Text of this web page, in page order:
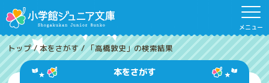
メニュー
トップ /本をさがす /「高橋敦史」の検索結果
本をさがす